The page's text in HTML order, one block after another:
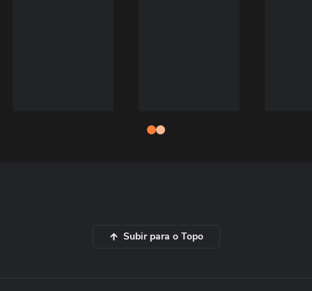
Subir para o Topo